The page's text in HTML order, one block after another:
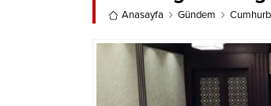
Anasayfa Gündem